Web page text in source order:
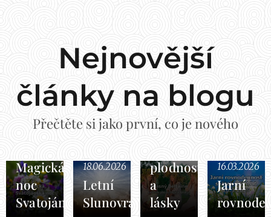
Nejnovější
články na blogu
Přečtěte si jako první, co je nového
Magická
noc
Svatojánská
18.06.2026
Letní
Slunovrat
Beltaine
plodnosti
a
lásky
16.03.2026
Jarní